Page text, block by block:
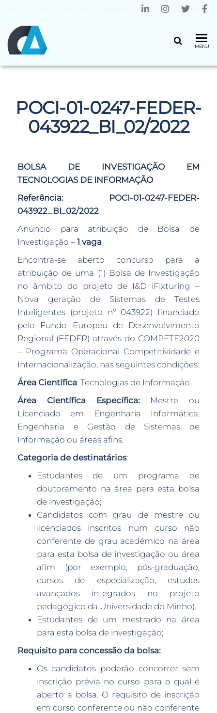
MENU
POCI-01-0247-FEDER-043922_BI_02/2022
POCI-01-0247-FEDER-
043922_BI_02/2022
BOLSA DE INVESTIGAÇÃO EM
TECNOLOGIAS DE INFORMAÇÃO
Referência: POCI-01-0247-FEDER-
043922_BI_02/2022
Anúncio para atribuição de Bolsa de
Investigação –1 vaga
Encontra-se aberto concurso para a
atribuição de uma (1) Bolsa de Investigação
no âmbito do projeto de I&D iFixturing –
Nova geração de Sistemas de Testes
Inteligentes (projeto nº 043922) financiado
pelo Fundo Europeu de Desenvolvimento
Regional (FEDER) através do COMPETE2020
– Programa Operacional Competitividade e
Internacionalização, nas seguintes condições:
Área Científica: Tecnologias de Informação
Área Científica Específica:Mestre ou
Licenciado em Engenharia Informática,
Engenharia e Gestão de Sistemas de
Informação ou áreas afins.
Categoria de destinatários:
Estudantes de um programa de
doutoramento na área para esta bolsa
de investigação;
Candidatos com grau de mestre ou
licenciados inscritos num curso não
conferente de grau académico na área
para esta bolsa de investigação ou área
afim (por exemplo, pós-graduação,
cursos de especialização, estudos
avançados integrados no projeto
pedagógico da Universidade do Minho).
Estudantes de um mestrado na área
para esta bolsa de investigação;
Requisito para concessão da bolsa:
Os candidatos poderão concorrer sem
inscrição prévia no curso para o qual é
aberto a bolsa. O requisito de inscrição
em curso conferente ou não conferente